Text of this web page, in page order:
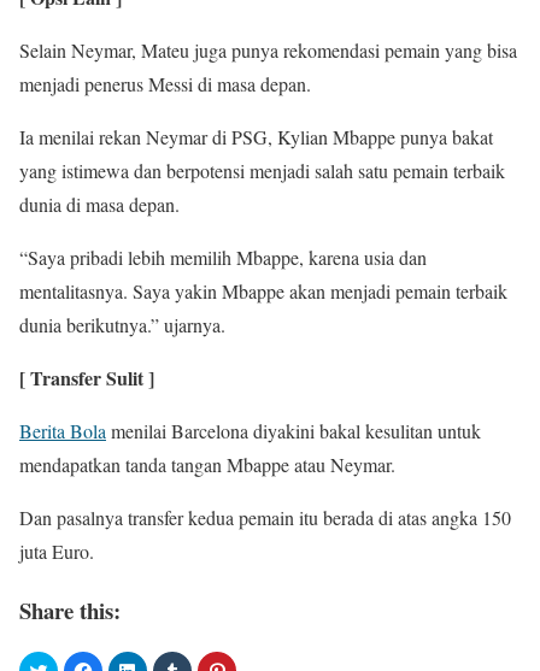
Selain Neymar, Mateu juga punya rekomendasi pemain yang bisa
menjadi penerus Messi di masa depan.
Ia menilai rekan Neymar di PSG, Kylian Mbappe punya bakat
yang istimewa dan berpotensi menjadi salah satu pemain terbaik
dunia di masa depan.
“Saya pribadi lebih memilih Mbappe, karena usia dan
mentalitasnya. Saya yakin Mbappe akan menjadi pemain terbaik
dunia berikutnya.” ujarnya.
[ Transfer Sulit ]
Berita Bola menilai Barcelona diyakini bakal kesulitan untuk
mendapatkan tanda tangan Mbappe atau Neymar.
Dan pasalnya transfer kedua pemain itu berada di atas angka 150
juta Euro.
Share this: